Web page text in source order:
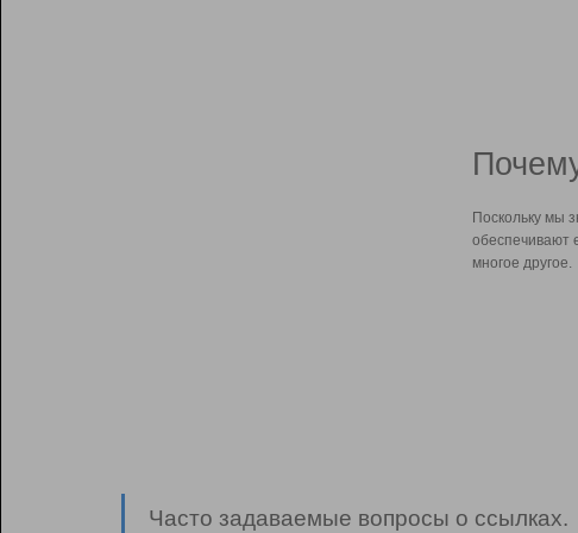
Поскольку мы
обеспечивают
многое другое.
Часто задаваемые вопросы о ссылках.